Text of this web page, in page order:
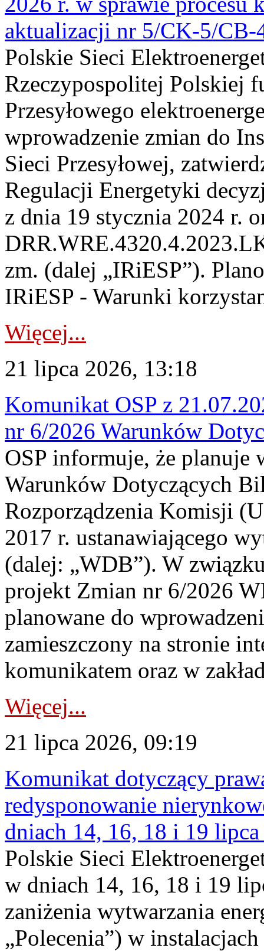
aktualizacji nr 5/CK-5/CB-
Polskie Sieci
Rzeczypospolitej Polskiej
Przesyłowego
wprowadzenie zmian do
Sieci Przesyłowej,
Regulacji Energetyki
z dnia 19 stycznia 2024 r.
zm. (dalej „IRiESP”).
IRiESP - Warunki
Więcej...
21 lipca 2026, 13:18
Komunikat OSP z
nr 6/2026 Warunków
OSP informuje, że planuje
Warunków Dotyczących
Rozporządzenia Komisji
2017 r. ustanawiającego
(dalej: „WDB”). W
projekt Zmian nr 6/2026
planowane do
zamieszczony na stronie
komunikatem oraz w
Więcej...
21 lipca 2026, 09:19
Komunikat dotyczący
redysponowanie
dniach 14, 16, 18 i 19
Polskie Sieci
w dniach 14, 16, 18 i 19
zaniżenia wytwarzania
„Polecenia”) w